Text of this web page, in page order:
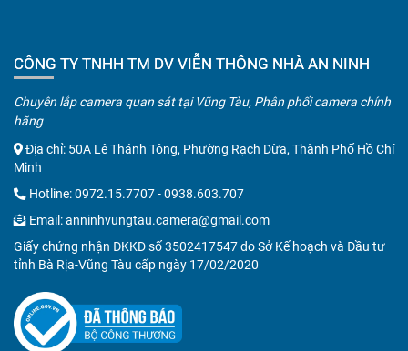
CÔNG TY TNHH TM DV VIỄN THÔNG NHÀ AN NINH
Chuyên lắp camera quan sát tại Vũng Tàu, Phân phối camera chính
hãng
Địa chỉ: 50A Lê Thánh Tông, Phường Rạch Dừa, Thành Phố Hồ Chí
Minh
Hotline:0972.15.7707-0938.603.707
Email:anninhvungtau.camera@gmail.com
Giấy chứng nhận ĐKKD số 3502417547 do Sở Kế hoạch và Đầu tư
tỉnh Bà Rịa-Vũng Tàu cấp ngày 17/02/2020